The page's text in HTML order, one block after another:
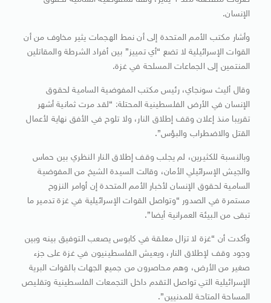
الإنسان.
وأشار مكتب الأمم المتحدة إلى أن نمط الهجمات يثير مخاوف من أن
القوات الإسرائيلية لا تضع “أي تمييز” بين أفراد الشرطة والمقاتلين
المنتمين إلى الجماعات المسلحة في غزة.
وقال أليث سونجاي، رئيس مكتب المفوضية السامية لحقوق
الإنسان في الأرض الفلسطينية المحتلة: “لقد مرت ثمانية أشهر
تقريبا منذ إعلان وقف إطلاق النار، ولا تلوح في الأفق نهاية لأعمال
القتل والاضطراب والبؤس”.
وبالنسبة للكثيرين، لم يجلب وقف إطلاق النار النظري بين حماس
والجيش الإسرائيلي الأمان، وقالت السيدة الشيخ من المفوضية
السامية لحقوق الإنسان لأخبار الأمم المتحدة إن أوامر النزوح
مستمرة في الصدور “وتواصل القوات الإسرائيلية في غزة تدمير ما
تبقى من البيئة العمرانية أيضا”.
وأكدت أن “غزة لا تزال معلقة في كابوس يصعب التوفيق بينه وبين
وجود وقف لإطلاق النار، ويعيش الفلسطينيون في غزة على جزء
صغير من الأرض، وهم محاصرون من جميع الجهات بالقوات البرية
الإسرائيلية التي تواصل التقدم داخل التجمعات الفلسطينية وتقليص
المساحة المتاحة للمدنيين”.